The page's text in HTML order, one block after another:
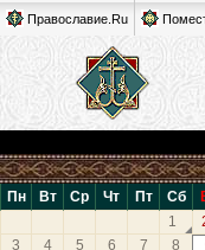
Православие.Ru
Пн Вт Ср Чт Пт Сб
1
3
4 5 6 7 8